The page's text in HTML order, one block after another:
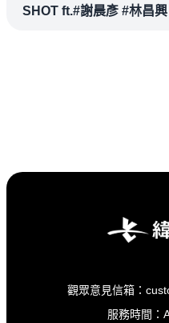
SHOT ft.#謝晨彥 #林昌
觀眾意見信箱：
服務時間：